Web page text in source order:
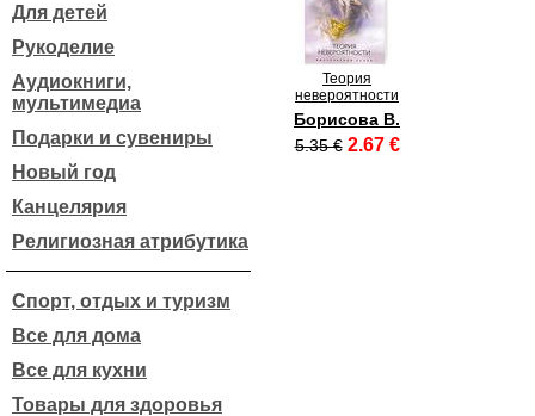
Для детей
Рукоделие
Аудиокниги,
мультимедиа
Подарки и сувениры
Новый год
Канцелярия
Религиозная атрибутика
Спорт, отдых и туризм
Все для дома
Все для кухни
Товары для здоровья
Теория
невероятности
Борисова В.
5.35 € 2.67 €